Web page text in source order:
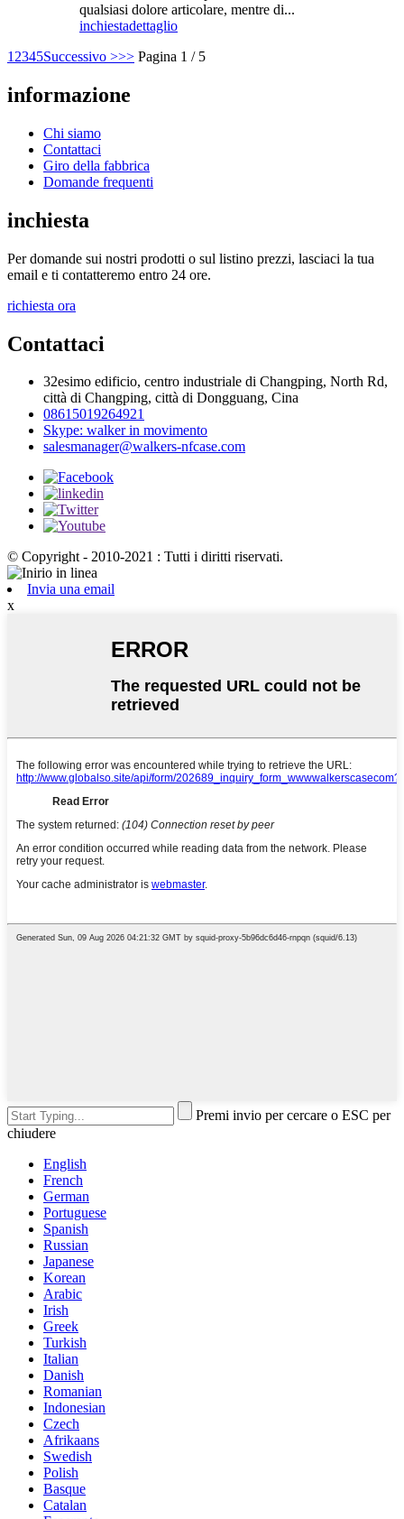
qualsiasi dolore articolare, mentre di...
inchiestadettaglio
1 2345Successivo >>> Pagina 1 / 5
informazione
Chi siamo
Contattaci
Giro della fabbrica
Domande frequenti
inchiesta
Per domande sui nostri prodotti o sul listino prezzi, lasciaci la tua
email e ti contatteremo entro 24 ore.
richiesta ora
Contattaci
32esimo edificio, centro industriale di Changping, North Rd,
città di Changping, città di Dongguang, Cina
08615019264921
Skype: walker in movimento
salesmanager@walkers-nfcase.com
© Copyright - 2010-2021 : Tutti i diritti riservati.
Invia una email
x
Premi invio per cercare o ESC per
chiudere
English
French
German
Portuguese
Spanish
Russian
Japanese
Korean
Arabic
Irish
Greek
Turkish
Italian
Danish
Romanian
Indonesian
Czech
Afrikaans
Swedish
Polish
Basque
Catalan